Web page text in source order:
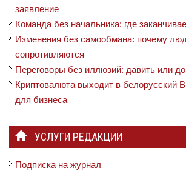
заявление
Команда без начальника: где
Изменения без самообмана: почему
сопротивляются
Переговоры без иллюзий: давить или
Криптовалюта выходит в белорусский
для бизнеса
УСЛУГИ РЕДАКЦИИ
Подписка на журнал